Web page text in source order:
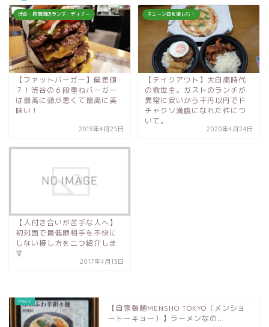
渋谷・原宿周辺ランチ・ディナー
【ファットバーガー】偏差値
７！渋谷の６段重ねバーガー
は最高に頭が悪くて最高に美
味い！
2019年4月25日
チェーン店を楽しむ！
【テイクアウト】大自粛時代
の救世主。ガストのランチが
異常に安いから千円以内でド
チャクソ満腹になれた件につ
いて。
2020年4月24日
【人付き合いが苦手な人へ】
初対面で最低限相手を不快に
しない接し方を二つ紹介しま
す
2017年4月13日
【自家製麺MENSHO TOKYO（メンショ
ートーキョー）】ラーメンなの...